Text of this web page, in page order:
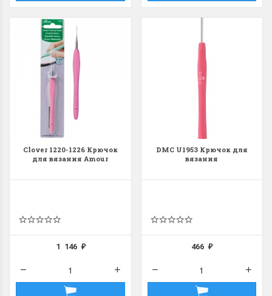
Clover 1220-1226 Крючок
для вязания Amour
1 146 ₽
DMC U1953 Крючок для
вязания
466₽